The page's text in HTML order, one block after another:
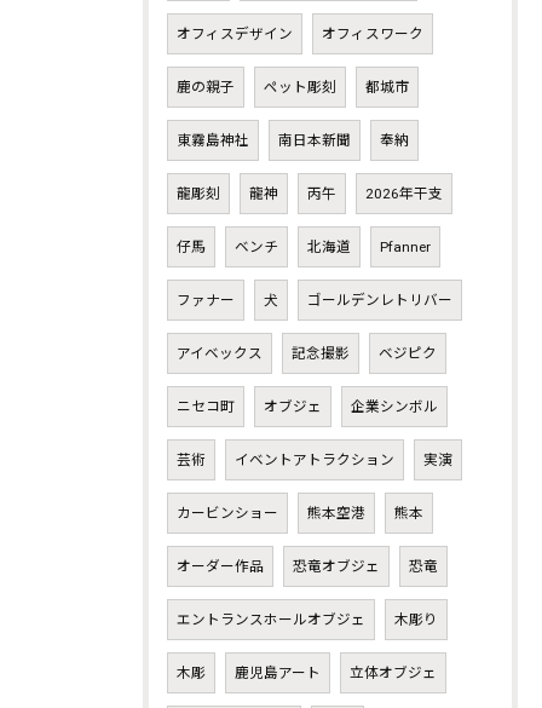
オフィスデザイン オフィスワーク
鹿の親子 ペット彫刻 都城市
東霧島神社 南日本新聞 奉納
龍彫刻 龍神 丙午 2026年干支
仔馬 ベンチ 北海道 Pfanner
ファナー 犬 ゴールデンレトリバー
アイベックス 記念撮影 ベジピク
ニセコ町 オブジェ 企業シンボル
芸術 イベントアトラクション 実演
カービンショー 熊本空港 熊本
オーダー作品 恐竜オブジェ 恐竜
エントランスホールオブジェ 木彫り
木彫 鹿児島アート 立体オブジェ